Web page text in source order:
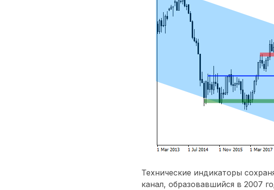
Технические индикаторы
канал, образовавшийся в 2007